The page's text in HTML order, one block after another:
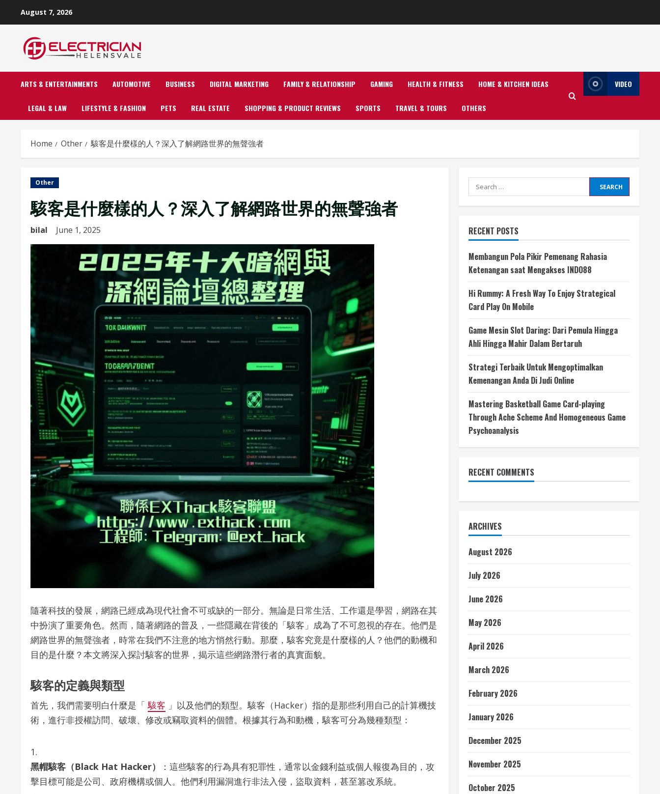
August 7, 2026
ARTS & ENTERTAINMENTS AUTOMOTIVE BUSINESS DIGITAL MARKETING FAMILY & RELATIONSHIP GAMING HEALTH & FITNESS HOME & KITCHEN IDEAS
LEGAL & LAW LIFESTYLE & FASHION PETS REAL ESTATE SHOPPING & PRODUCT REVIEWS SPORTS TRAVEL & TOURS OTHERS
VIDEO
Home Other 駭客是什麼樣的人？深入了解網路世界的無聲強者
Other
駭客是什麼樣的人？深入了解網路世界的無聲強者
bilal June 1, 2025
隨著科技的發展，網路已經成為現代社會不可或缺的一部分。無論是日常生活、工作還是學習，網路在其
中扮演了重要角色。然而，隨著網路的普及，一些隱藏在背後的「駭客」成為了不可忽視的存在。他們是
網路世界的無聲強者，時常在我們不注意的地方悄然行動。那麼，駭客究竟是什麼樣的人？他們的動機和
目的是什麼？本文將深入探討駭客的世界，揭示這些網路潛行者的真實面貌。
駭客的定義與類型
首先，我們需要明白什麼是「駭客 」以及他們的類型。駭客（Hacker）指的是那些利用自己的計算機技
術，進行非授權訪問、破壞、修改或竊取資料的個體。根據其行為和動機，駭客可分為幾種類型：
黑帽駭客（Black Hat Hacker）
：這些駭客的行為具有犯罪性，通常以金錢利益或個人報復為目的，攻
擊目標可能是公司、政府機構或個人。他們利用漏洞進行非法入侵，盜取資料，甚至篡改系統。
Search
for:
RECENT POSTS
Membangun Pola Pikir Pemenang Rahasia
Ketenangan saat Mengakses INDO88
Hi Rummy: A Fresh Way To Enjoy Strategical
Card Play On Mobile
Game Mesin Slot Daring: Dari Pemula Hingga
Ahli Hingga Mahir Dalam Bertaruh
Strategi Terbaik Untuk Mengoptimalkan
Kemenangan Anda Di Judi Online
Mastering Basketball Game Card-playing
Through Ache Scheme And Homogeneous Game
Psychoanalysis
RECENT COMMENTS
ARCHIVES
August 2026
July 2026
June 2026
May 2026
April 2026
March 2026
February 2026
January 2026
December 2025
November 2025
October 2025